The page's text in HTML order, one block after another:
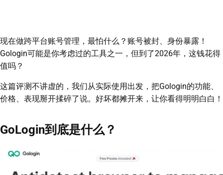
现在做跨平台账号管理，最怕什么？账号被封、身份暴露！
Gologin可能是你考虑过的工具之一，但到了2026年，这钱花得
值吗？
这篇评测不讲虚的，我们从实际使用出发，把Gologin的功能、
价格、表现掰开揉碎了说。好坏都摊开来，让你看得明明白白！
GoLogin到底是什么？